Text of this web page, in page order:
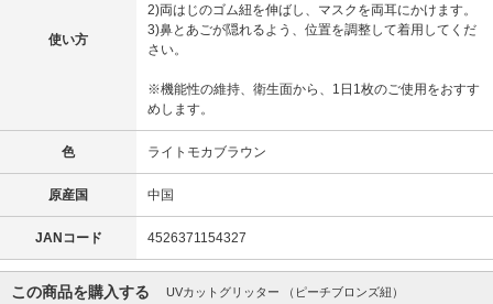
使い方
2)両はじのゴム紐を伸ばし、マスクを両耳にかけます。
3)鼻とあごが隠れるよう、位置を調整して着用してくだ
さい。
※機能性の維持、衛生面から、1日1枚のご使用をおすす
めします。
色 ライトモカブラウン
原産国 中国
JANコード 4526371154327
この商品を購入する UVカットグリッター （ピーチブロンズ紐）